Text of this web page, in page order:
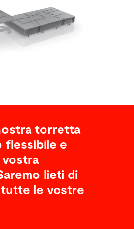
torretta
flessibile e
vostra
lieti di
le vostre